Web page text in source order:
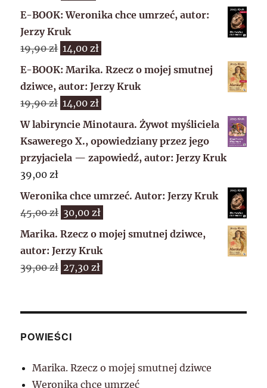
cena
wynosiła:
39,00 zł.
cena
1,00 zł.
E-BOOK: Weronika chce umrzeć, autor:
Jerzy Kruk
19,90zł Pierwotna
cena
wynosiła:
19,90 zł.
14,00 zł
cena
wynosi:
14,00 zł.
E-BOOK: Marika. Rzecz o mojej smutnej
dziwce, autor: Jerzy Kruk
19,90zł Pierwotna
cena
wynosiła:
19,90 zł.
14,00 zł
cena
wynosi:
14,00 zł.
W labiryncie Minotaura. Żywot myśliciela
Ksawerego X., opowiedziany przez jego
przyjaciela — zapowiedź, autor: Jerzy Kruk
39,00 zł
Weronika chce umrzeć. Autor: Jerzy Kruk
45,00zł Pierwotna
cena
wynosiła:
45,00 zł.
30,00 zł
cena
Marika. Rzecz o mojej smutnej dziwce,
autor: Jerzy Kruk
39,00zł Pierwotna
39,00 zł.
27,30 zł
27,30 zł.
POWIEŚCI
Marika. Rzecz o mojej smutnej dziwce
Weronika chce umrzeć